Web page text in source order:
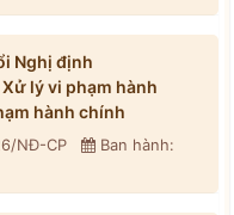
Nghị định
lý vi phạm hành
hành chính
NĐ-CP
Ban hành: